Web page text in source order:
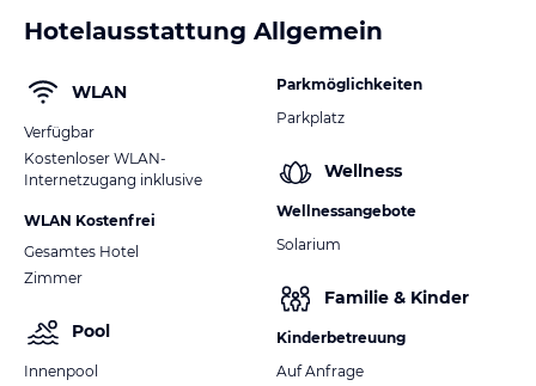
Hotelausstattung Allgemein
WLAN
Verfügbar
Kostenloser WLAN-
Internetzugang inklusive
WLAN Kostenfrei
Gesamtes Hotel
Zimmer
Pool
Innenpool
Parkmöglichkeiten
Parkplatz
Wellness
Wellnessangebote
Solarium
Familie & Kinder
Kinderbetreuung
Auf Anfrage